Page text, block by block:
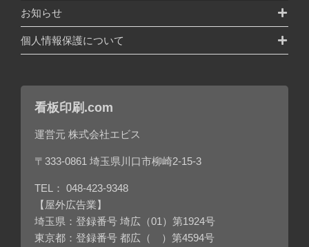
お知らせ
個人情報保護について
看板印刷.com
運営元 株式会社エビス
〒333-0861 埼玉県川口市柳崎2-15-3
TEL： 048-423-9348
【屋外広告業】
埼玉県：登録番号 埼広（01）第1924号
東京都：登録番号 都広（ ）第4594号